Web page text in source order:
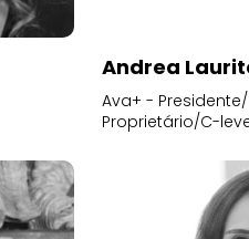
Andrea
Ava+ -
Proprietário/C-